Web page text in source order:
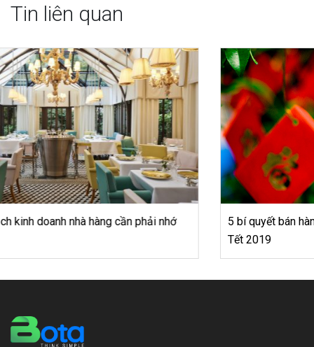
Tin liên quan
5 bí quyết bán hàng đơn giản thu hút khách hàng cho dịp